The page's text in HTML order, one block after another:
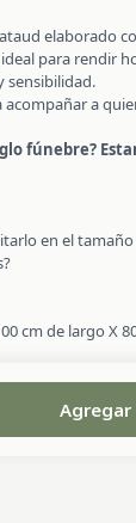
elaborado
para rendir
sensibilidad.
a
fúnebre?
en el tamaño
cm de largo X